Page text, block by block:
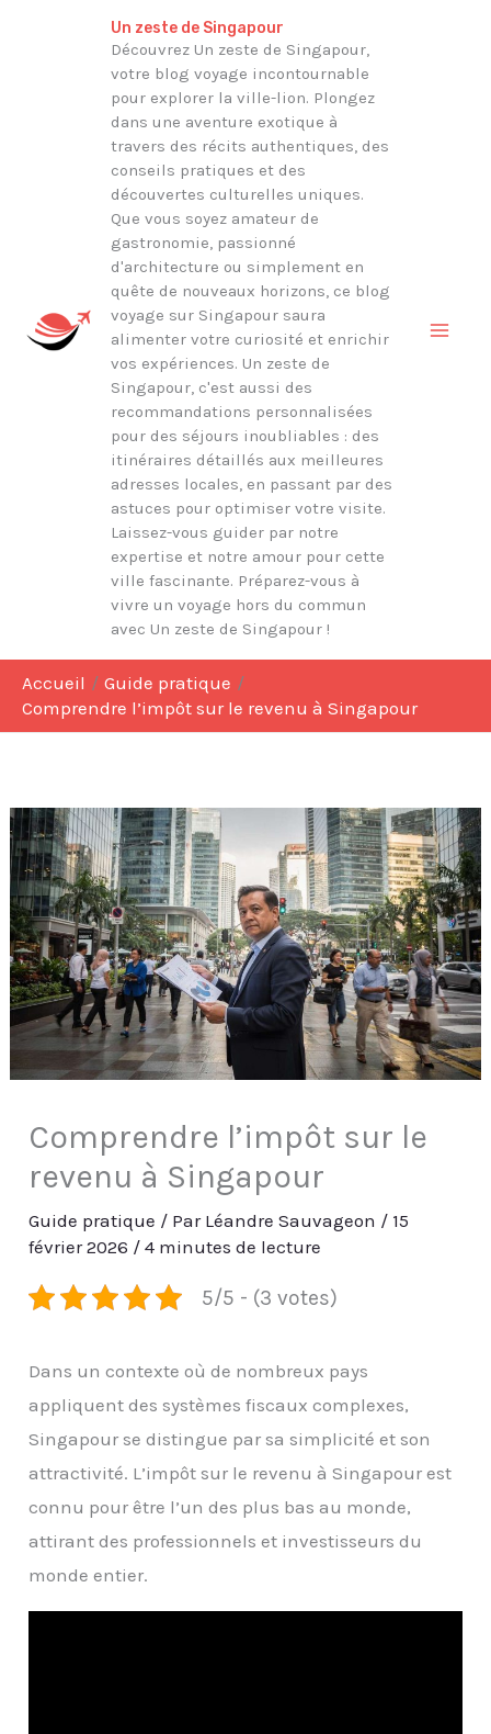
Un zeste de Singapour
Découvrez Un zeste de Singapour,
votre blog voyage incontournable
pour explorer la ville-lion. Plongez
dans une aventure exotique à
travers des récits authentiques, des
conseils pratiques et des
découvertes culturelles uniques.
Que vous soyez amateur de
gastronomie, passionné
d'architecture ou simplement en
quête de nouveaux horizons, ce blog
voyage sur Singapour saura
alimenter votre curiosité et enrichir
vos expériences. Un zeste de
Singapour, c'est aussi des
recommandations personnalisées
pour des séjours inoubliables : des
itinéraires détaillés aux meilleures
adresses locales, en passant par des
astuces pour optimiser votre visite.
Laissez-vous guider par notre
expertise et notre amour pour cette
ville fascinante. Préparez-vous à
vivre un voyage hors du commun
avec Un zeste de Singapour !
Accueil
Guide pratique
Comprendre l’impôt sur le revenu à Singapour
Comprendre l’impôt sur le
revenu à Singapour
Guide pratique / Par Léandre Sauvageon / 15
février 2026 /4 minutes de lecture
5/5 - (3 votes)
Dans un contexte où de nombreux pays
appliquent des systèmes fiscaux complexes,
Singapour se distingue par sa simplicité et son
attractivité. L’impôt sur le revenu à Singapour est
connu pour être l’un des plus bas au monde,
attirant des professionnels et investisseurs du
monde entier.
Rechercher